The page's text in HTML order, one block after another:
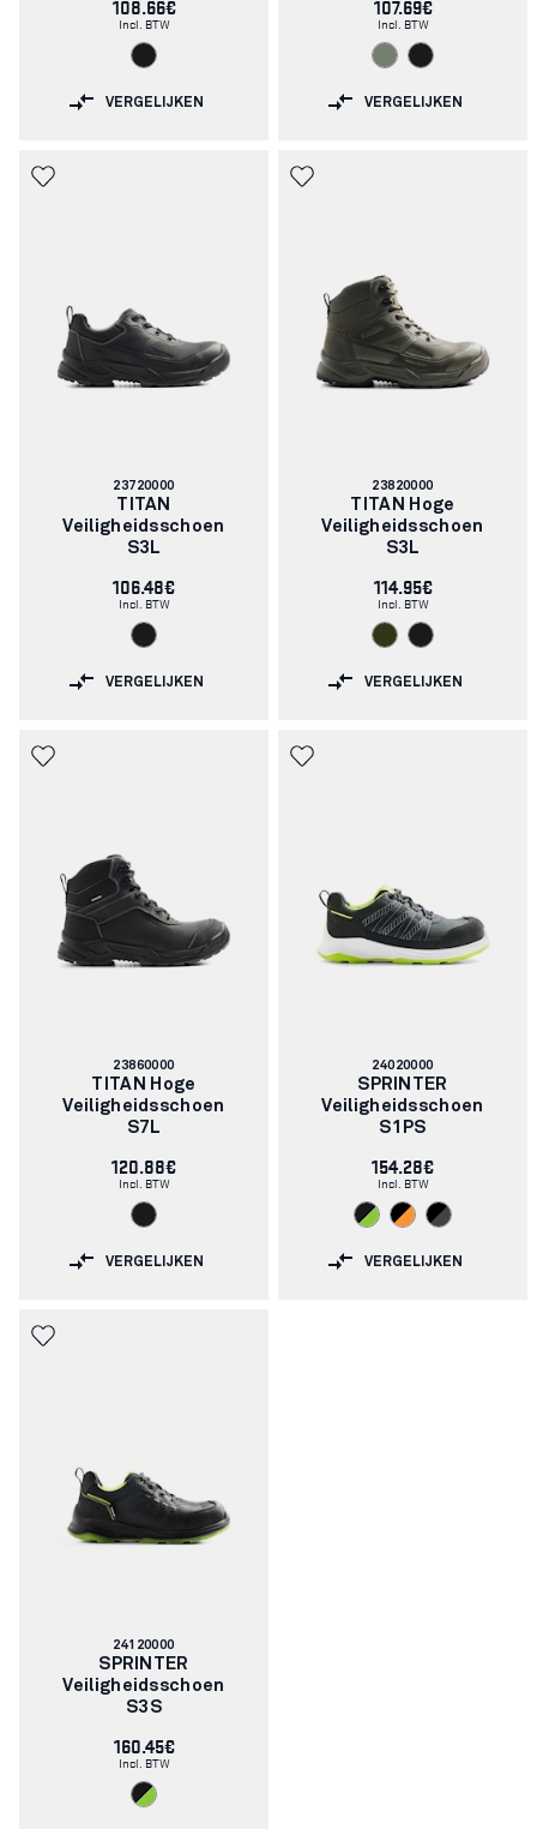
108.66€
Incl. BTW
VERGELIJKEN
107.69€
Incl. BTW
VERGELIJKEN
Artikelnummer:
23720000
TITAN
Veiligheidsschoen
S3L
106.48€
Incl. BTW
VERGELIJKEN
Artikelnummer:
23820000
TITAN Hoge
Veiligheidsschoen
S3L
114.95€
Incl. BTW
VERGELIJKEN
Artikelnummer:
23860000
TITAN Hoge
Veiligheidsschoen
S7L
120.88€
Incl. BTW
VERGELIJKEN
Artikelnummer:
24020000
SPRINTER
Veiligheidsschoen
S1PS
154.28€
Incl. BTW
VERGELIJKEN
Artikelnummer:
24120000
SPRINTER
Veiligheidsschoen
S3S
160.45€
Incl. BTW